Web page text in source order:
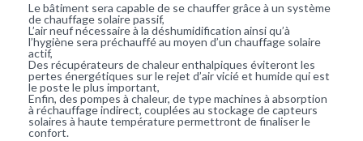
Le bâtiment sera capable de se chauffer grâce à un système
de chauffage solaire passif,
L’air neuf nécessaire à la déshumidification ainsi qu’à
l’hygiène sera préchauffé au moyen d’un chauffage solaire
actif,
Des récupérateurs de chaleur enthalpiques éviteront les
pertes énergétiques sur le rejet d’air vicié et humide qui est
le poste le plus important,
Enfin, des pompes à chaleur, de type machines à absorption
à réchauffage indirect, couplées au stockage de capteurs
solaires à haute température permettront de finaliser le
confort.